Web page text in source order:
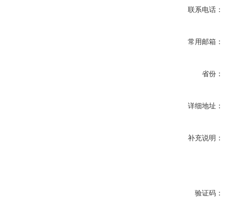
联系电话：
常用邮箱：
省份：
详细地址：
补充说明：
验证码：